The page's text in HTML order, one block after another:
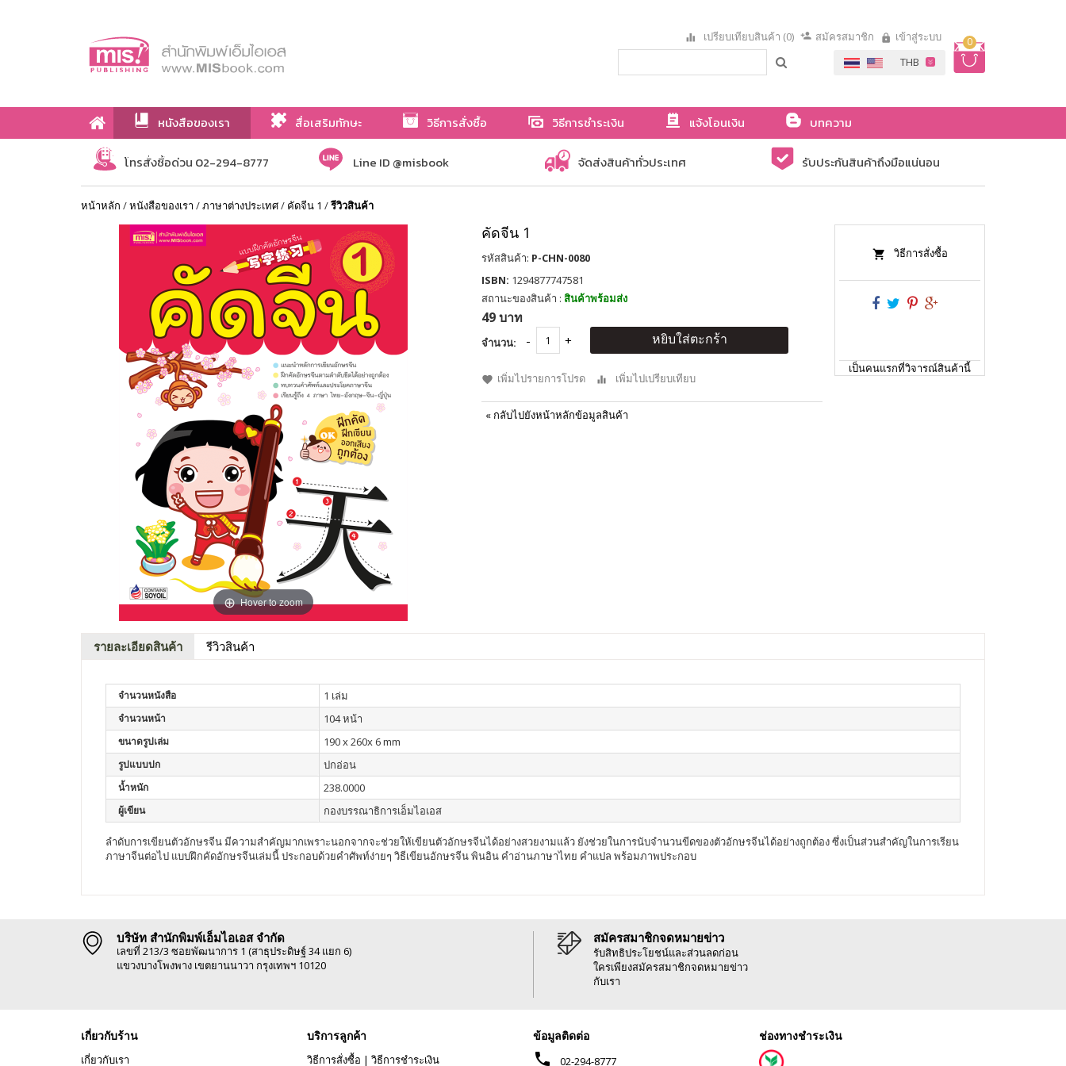
0
เปรียบเทียบสินค้า (0) สมัครสมาชิก เข้าสู่ระบบ
หนังสือของเรา สื่อเสริมทักษะ วิธีการสั่งซื้อ วิธีการชำระเงิน แจ้งโอนเงิน
บทความ
เกี่ยวกับเรา
โทรสั่งซื้อด่วน 02-294-8777 Line ID @misbook จัดส่งสินค้าทั่วประเทศ รับประกันสินค้าถึงมือแน่นอน
หน้าหลัก /หนังสือของเรา /ภาษาต่างประเทศ/ คัดจีน 1 /รีวิวสินค้า
Hover to zoom
คัดจีน 1
รหัสสินค้า: P-CHN-0080
ISBN: 1294877747581
สถานะของสินค้า : สินค้าพร้อมส่ง
49 บาท
จำนวน: หยิบใส่ตะกร้า
เพิ่มไปรายการโปรด เพิ่มไปเปรียบเทียบ
« กลับไปยังหน้าหลักข้อมูลสินค้า
วิธีการสั่งซื้อ
เป็นคนแรกที่วิจารณ์สินค้านี้
รายละเอียดสินค้า รีวิวสินค้า
จำนวนหนังสือ 1 เล่ม
จำนวนหน้า 104 หน้า
ขนาดรูปเล่ม 190 x 260x 6 mm
รูปแบบปก ปกอ่อน
น้ำหนัก 238.0000
ผู้เขียน กองบรรณาธิการเอ็มไอเอส
ลำดับการเขียนตัวอักษรจีน มีความสำคัญมากเพราะนอกจากจะช่วยให้เขียนตัวอักษรจีนได้อย่างสวยงามแล้ว ยังช่วยในการนับจำนวนขีดของตัวอักษรจีนได้อย่างถูกต้อง ซึ่งเป็นส่วนสำคัญในการเรียน
ภาษาจีนต่อไป แบบฝึกคัดอักษรจีนเล่มนี้ ประกอบด้วยคำศัพท์ง่ายๆ วิธีเขียนอักษรจีน พินอิน คำอ่านภาษาไทย คำแปล พร้อมภาพประกอบ
บริษัท สำนักพิมพ์เอ็มไอเอส จำกัด
เลขที่ 213/3 ซอยพัฒนาการ 1 (สาธุประดิษฐ์ 34 แยก 6)
แขวงบางโพงพาง เขตยานนาวา กรุงเทพฯ 10120
สมัครสมาชิกจดหมายข่าว
รับสิทธิประโยชน์และส่วนลดก่อน
ใครเพียงสมัครสมาชิกจดหมายข่าว
กับเรา
เกี่ยวกับร้าน
เกี่ยวกับเรา
บริการลูกค้า
วิธีการสั่งซื้อ | วิธีการชำระเงิน
ข้อมูลติดต่อ
phone 02-294-8777
ช่องทางชำระเงิน